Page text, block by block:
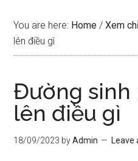
You are here: Home / Xem
lên điều gì
Đường sinh
lên điều gì
18/09/2023 byAdmin Leave